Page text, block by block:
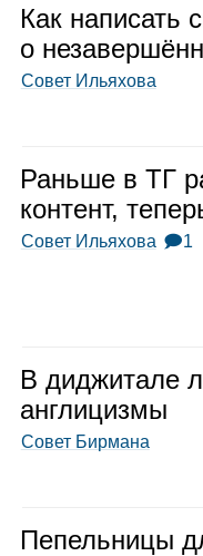
Как напи­сать
о
Совет Ильяхова
Раньше в ТГ
кон­тент,
Совет Ильяхова 🗩1
В диджи­тале
англи­цизмы
Совет Бирмана
Пепель­ницы